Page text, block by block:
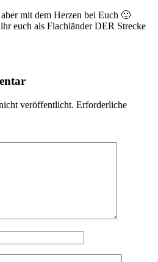
mit dem Herzen bei Euch 🙂
euch als Flachländer DER Strecke
veröffentlicht. Erforderliche